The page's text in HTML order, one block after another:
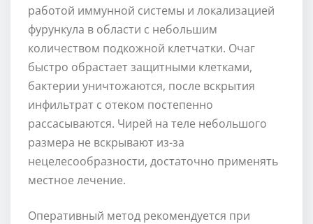
работой иммунной системы и локализацией
фурункула в области с небольшим
количеством подкожной клетчатки. Очаг
быстро обрастает защитными клетками,
бактерии уничтожаются, после вскрытия
инфильтрат с отеком постепенно
рассасываются. Чирей на теле небольшого
размера не вскрывают из-за
нецелесообразности, достаточно применять
местное лечение.
Оперативный метод рекомендуется при